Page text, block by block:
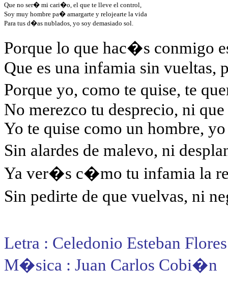
Que no ser� mi cari�o, el que te lleve el control,
Soy muy hombre pa� amargarte y relojearte la vida
Para tus d�as nublados, yo soy demasiado sol.
Porque lo que hac�s conmigo
Que es una infamia sin vueltas,
Porque yo, como te quise, te
No merezco tu desprecio, ni
Yo te quise como un hombre,
Sin alardes de malevo, ni
Ya ver�s c�mo tu infamia la
Sin pedirte de que vuelvas, ni
Letra : Celedonio Esteban Flores
M�sica : Juan Carlos Cobi�n